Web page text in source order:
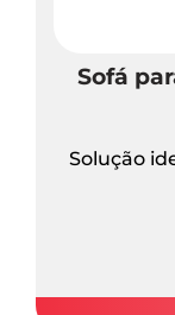
Sofá
Solução